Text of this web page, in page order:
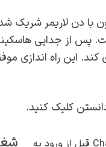
پس از جدایی
کند. این راه اندازی
کلیک کنید.